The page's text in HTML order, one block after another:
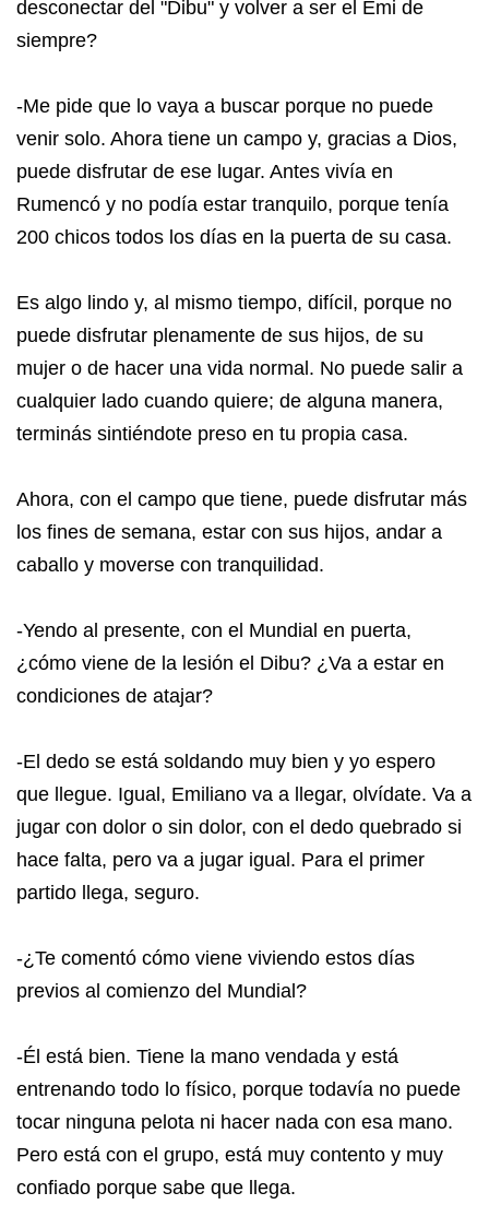
desconectar del "Dibu" y volver a ser el Emi de
siempre?
-Me pide que lo vaya a buscar porque no puede
venir solo. Ahora tiene un campo y, gracias a Dios,
puede disfrutar de ese lugar. Antes vivía en
Rumencó y no podía estar tranquilo, porque tenía
200 chicos todos los días en la puerta de su casa.
Es algo lindo y, al mismo tiempo, difícil, porque no
puede disfrutar plenamente de sus hijos, de su
mujer o de hacer una vida normal. No puede salir a
cualquier lado cuando quiere; de alguna manera,
terminás sintiéndote preso en tu propia casa.
Ahora, con el campo que tiene, puede disfrutar más
los fines de semana, estar con sus hijos, andar a
caballo y moverse con tranquilidad.
-Yendo al presente, con el Mundial en puerta,
¿cómo viene de la lesión el Dibu? ¿Va a estar en
condiciones de atajar?
-El dedo se está soldando muy bien y yo espero
que llegue. Igual, Emiliano va a llegar, olvídate. Va a
jugar con dolor o sin dolor, con el dedo quebrado si
hace falta, pero va a jugar igual. Para el primer
partido llega, seguro.
-¿Te comentó cómo viene viviendo estos días
previos al comienzo del Mundial?
-Él está bien. Tiene la mano vendada y está
entrenando todo lo físico, porque todavía no puede
tocar ninguna pelota ni hacer nada con esa mano.
Pero está con el grupo, está muy contento y muy
confiado porque sabe que llega.